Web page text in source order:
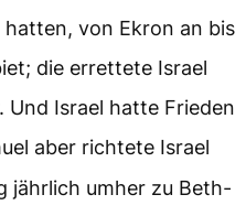
von Ekron an bis
die errettete Israel
Und Israel hatte Frieden
aber richtete Israel
jährlich umher zu Beth-